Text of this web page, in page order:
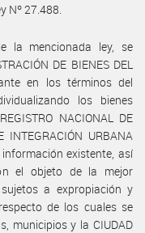
Nº 27.488.
la mencionada ley, se
DE BIENES DEL
en los términos del
los bienes
NACIONAL DE
INTEGRACIÓN URBANA
existente, así
el objeto de la mejor
a expropiación y
de los cuales se
municipios y la CIUDAD